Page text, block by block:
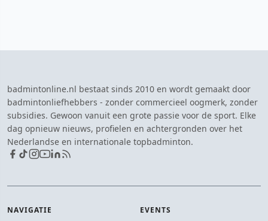
badmintonline.nl bestaat sinds 2010 en wordt gemaakt door
badmintonliefhebbers - zonder commercieel oogmerk, zonder
subsidies. Gewoon vanuit een grote passie voor de sport. Elke
dag opnieuw nieuws, profielen en achtergronden over het
Nederlandse en internationale topbadminton.
NAVIGATIE EVENTS